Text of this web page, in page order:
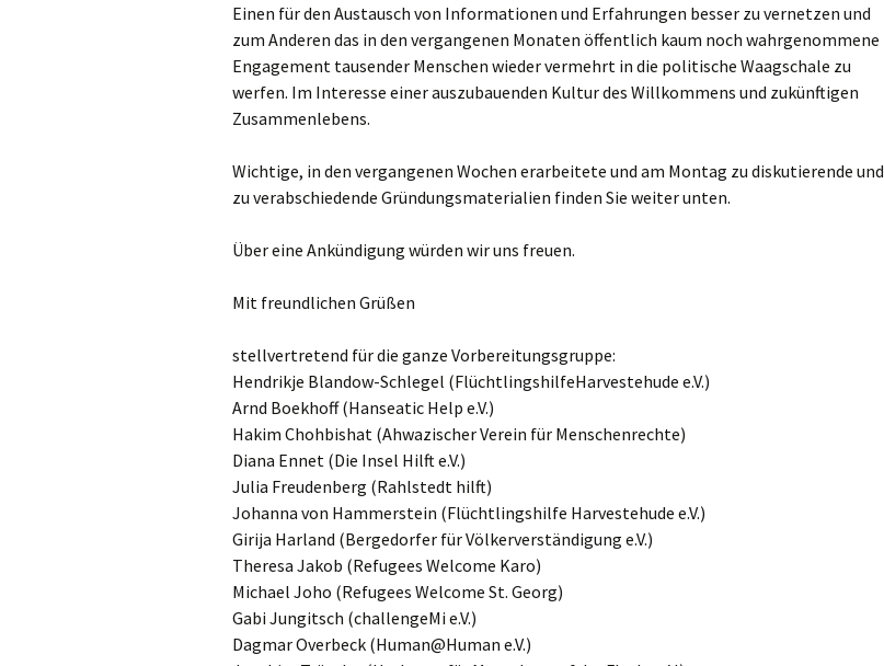
Einen für den Austausch von Informationen und Erfahrungen besser zu vernetzen und
zum Anderen das in den vergangenen Monaten öffentlich kaum noch wahrgenommene
Engagement tausender Menschen wieder vermehrt in die politische Waagschale zu
werfen. Im Interesse einer auszubauenden Kultur des Willkommens und zukünftigen
Zusammenlebens.
Wichtige, in den vergangenen Wochen erarbeitete und am Montag zu diskutierende und
zu verabschiedende Gründungsmaterialien finden Sie weiter unten.
Über eine Ankündigung würden wir uns freuen.
Mit freundlichen Grüßen
stellvertretend für die ganze Vorbereitungsgruppe:
Hendrikje Blandow-Schlegel (FlüchtlingshilfeHarvestehude e.V.)
Arnd Boekhoff (Hanseatic Help e.V.)
Hakim Chohbishat (Ahwazischer Verein für Menschenrechte)
Diana Ennet (Die Insel Hilft e.V.)
Julia Freudenberg (Rahlstedt hilft)
Johanna von Hammerstein (Flüchtlingshilfe Harvestehude e.V.)
Girija Harland (Bergedorfer für Völkerverständigung e.V.)
Theresa Jakob (Refugees Welcome Karo)
Michael Joho (Refugees Welcome St. Georg)
Gabi Jungitsch (challengeMi e.V.)
Dagmar Overbeck (Human@Human e.V.)